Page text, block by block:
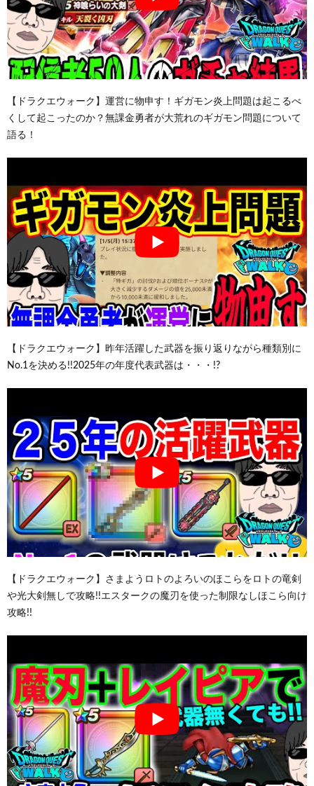
【ドラクエウォーク】運営に物申す！ギガモン炎上問題は起こるべ
くして起こったのか？無課金勇者が大荒れのギガモン問題について
語る！
【ドラクエウォーク】昨年活躍した武器を振り返りながら種類別に
No.1を決める!!2025年の年度代表武器は・・・!?
【ドラクエウォーク】さまようロトのよろいのほこらをロトの竜剣
や光大剣無しで攻略!!エスタークの魔刃を使った制限なしほこら向け
攻略!!